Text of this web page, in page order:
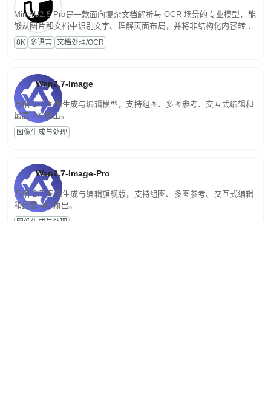
MinerU2.5-Pro是一款面向复杂文档解析与 OCR 场景的专业模型，能
够从图片和文档中识别文字、理解页面布局，并将非结构化内容转换
为便于存储、检索和二次处理的结构化结果。
8K 多语言 文档处理/OCR
Wan2.7-Image
万相 2.7 图像生成与编辑模型，支持组图、多图参考、交互式编辑和
最高 2K 输出。
图像生成与处理
Wan2.7-Image-Pro
万相 2.7 图像生成与编辑旗舰版，支持组图、多图参考、交互式编辑
和最高 4K 输出。
图像生成与处理